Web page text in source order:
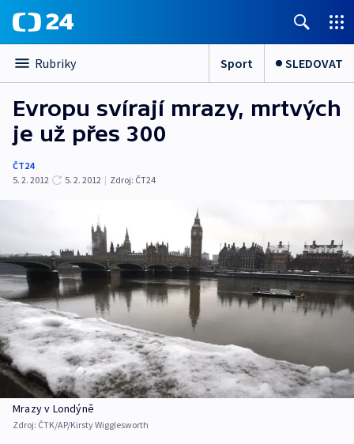
Rubriky Sport SLEDOVAT
Evropu svírají mrazy, mrtvých
je už přes 300
ČT24
5. 2. 2012
5. 2. 2012 | Zdroj: ČT24
Mrazy v Londýně
Zdroj: ČTK/AP/Kirsty Wigglesworth